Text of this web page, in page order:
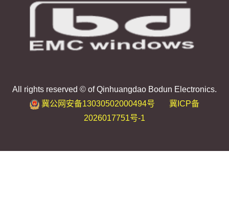
All rights reserved © of Qinhuangdao Bodun Electronics.
冀公网安备13030502000494号
冀ICP备
2026017751号-1